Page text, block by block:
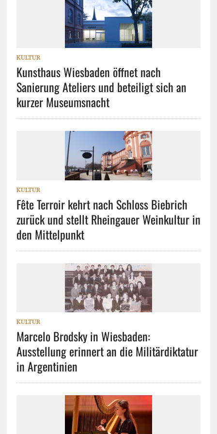
KULTUR
Kunsthaus Wiesbaden öffnet nach
Sanierung Ateliers und beteiligt sich an
kurzer Museumsnacht
KULTUR
Fête Terroir kehrt nach Schloss Biebrich
zurück und stellt Rheingauer Weinkultur in
den Mittelpunkt
KULTUR
Marcelo Brodsky in Wiesbaden:
Ausstellung erinnert an die Militärdiktatur
in Argentinien